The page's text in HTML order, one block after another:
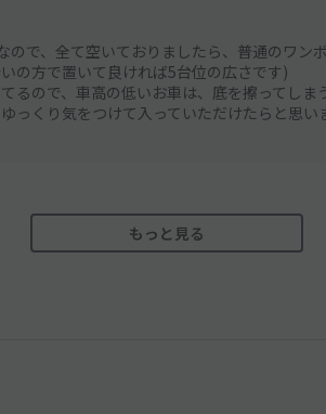
ので、全て空いておりましたら、普通のワン
の方で置いて良ければ5台位の広さです)
るので、車高の低いお車は、底を擦ってしま
っくり気をつけて入っていただけたらと思い
もっと見る